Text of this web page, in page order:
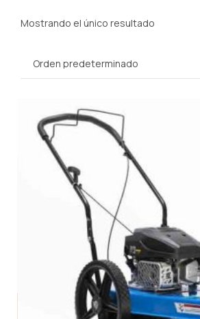
Mostrando el único resultado